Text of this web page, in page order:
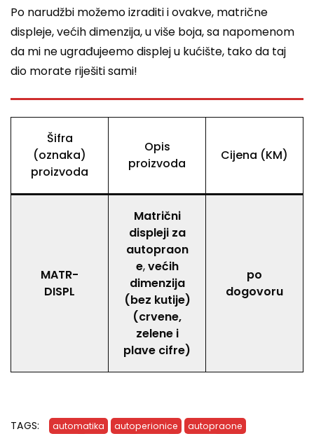
Po narudžbi možemo izraditi i ovakve, matrične
displeje, većih dimenzija, u više boja, sa napomenom
da mi ne ugrađujeemo displej u kućište, tako da taj
dio morate riješiti sami!
Šifra
(oznaka)
proizvoda
Opis
proizvoda
Cijena (KM)
MATR-
DISPL
Matrični
displeji za
autopraon
e,većih
dimenzija
(bez kutije)
(crvene,
zelene i
plave cifre)
po
dogovoru
TAGS: automatika autoperionice
autopraone